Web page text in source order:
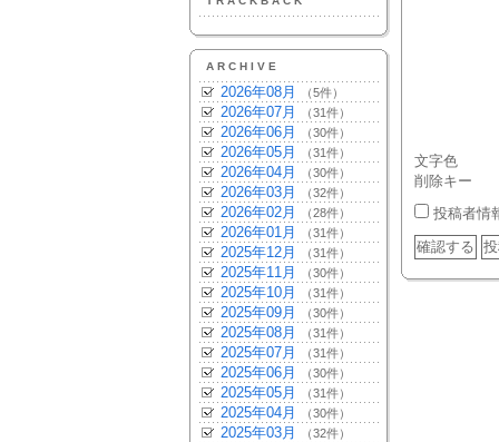
ARCHIVE
2026年08月 （5件）
2026年07月 （31件）
2026年06月 （30件）
2026年05月 （31件）
2026年04月 （30件）
2026年03月 （32件）
2026年02月 （28件）
2026年01月 （31件）
2025年12月 （31件）
2025年11月 （30件）
2025年10月 （31件）
2025年09月 （30件）
2025年08月 （31件）
2025年07月 （31件）
2025年06月 （30件）
2025年05月 （31件）
2025年04月 （30件）
2025年03月 （32件）
文字色
削除キー
投稿者情